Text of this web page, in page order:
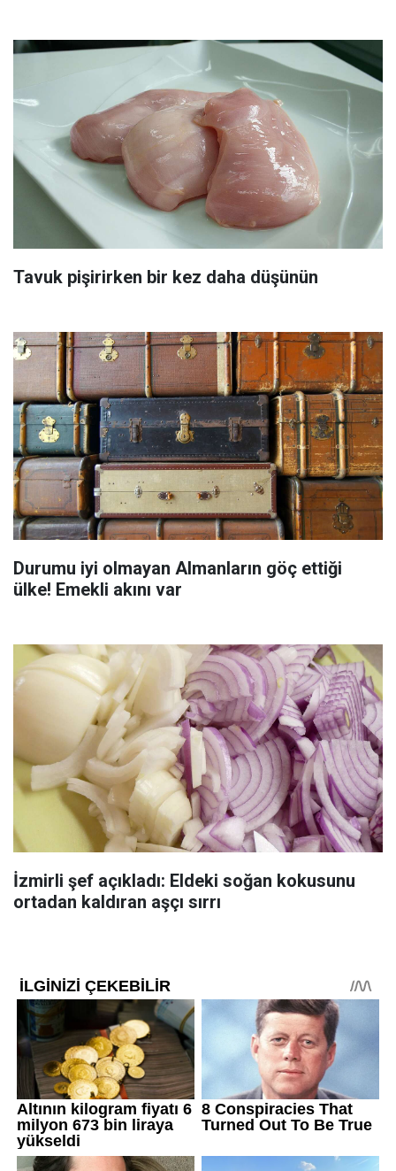
Tavuk pişirirken bir kez daha düşünün
Durumu iyi olmayan Almanların göç ettiği
ülke! Emekli akını var
İzmirli şef açıkladı: Eldeki soğan kokusunu
ortadan kaldıran aşçı sırrı